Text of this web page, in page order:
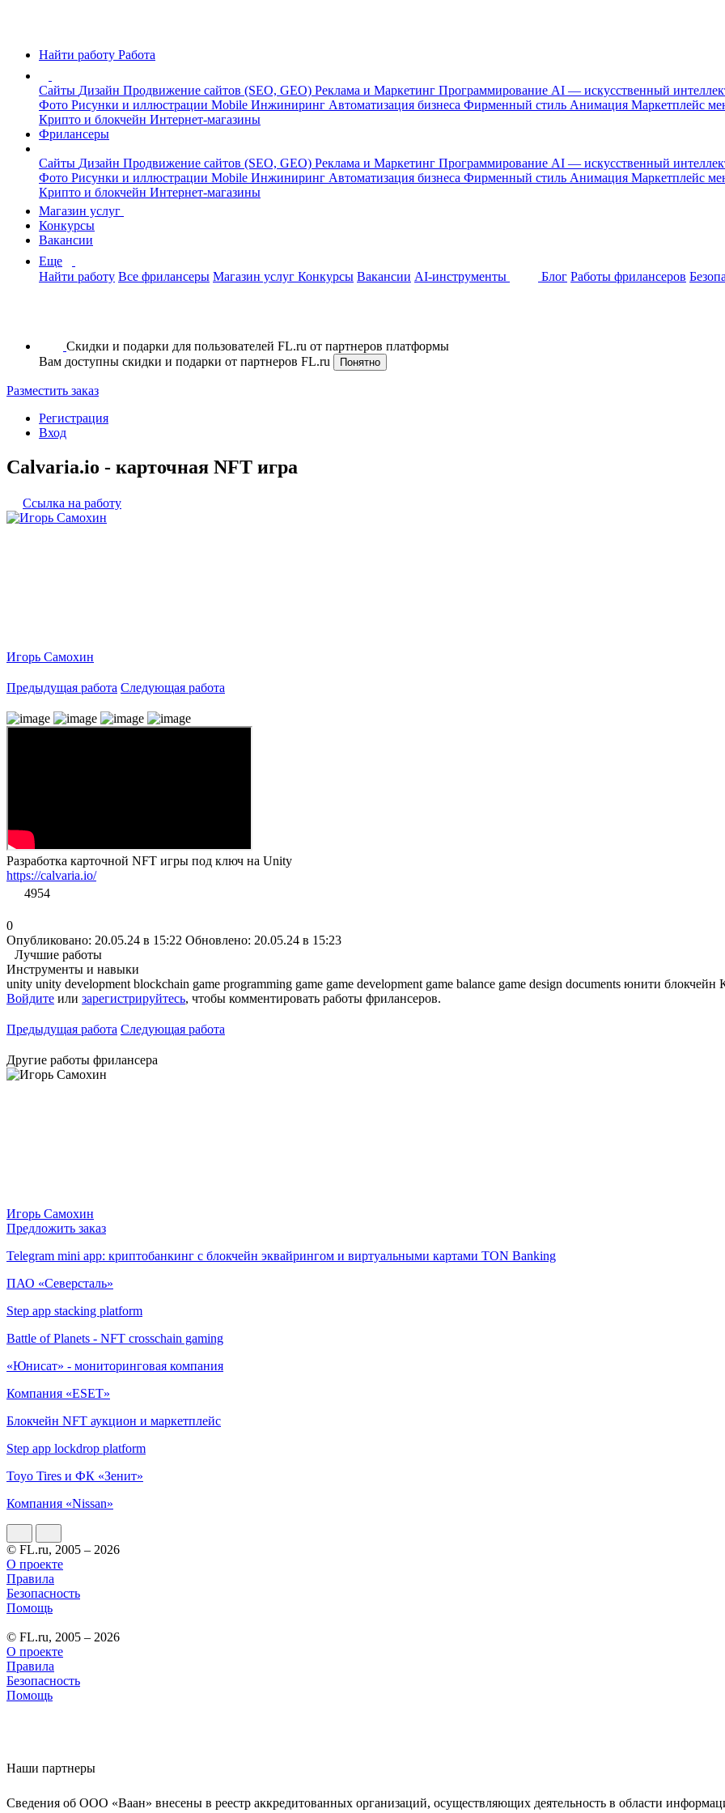
Найти работу Работа
Сайты Дизайн Продвижение сайтов (SEO, GEO) Реклама и Маркетинг Программирование AI — искусственный
Фото Рисунки и иллюстрации Mobile Инжиниринг Автоматизация бизнеса Фирменный стиль Анимация Маркетплейс
Крипто и блокчейн Интернет-магазины
Фрилансеры
Сайты Дизайн Продвижение сайтов (SEO, GEO) Реклама и Маркетинг Программирование AI — искусственный
Фото Рисунки и иллюстрации Mobile Инжиниринг Автоматизация бизнеса Фирменный стиль Анимация Маркетплейс
Крипто и блокчейн Интернет-магазины
Магазин услуг
Конкурсы
Вакансии
Еще
Найти работу Все фрилансеры Магазин услуг Конкурсы Вакансии AI-инструменты Блог Работы фрилансеров
Скидки и подарки для пользователей FL.ru от партнеров платформы
Вам доступны скидки и подарки от партнеров FL.ru
Понятно
Разместить заказ
Регистрация
Вход
Calvaria.io - карточная NFT игра
Ссылка на работу
Игорь Самохин
Предыдущая работа Следующая работа
Разработка карточной NFT игры под ключ на Unity
https://calvaria.io/
4954
0
Опубликовано: 20.05.24 в 15:22 Обновлено: 20.05.24 в 15:23
Лучшие работы
Инструменты и навыки
unity unity development blockchain game programming game game development game balance game design documents юнити блокчейн
Войдите или зарегистрируйтесь, чтобы комментировать работы фрилансеров.
Предыдущая работа Следующая работа
Другие работы фрилансера
Игорь Самохин
Предложить заказ
Telegram mini app: криптобанкинг с блокчейн эквайрингом и виртуальными картами TON Banking
ПАО «Северсталь»
Step app stacking platform
Battle of Planets - NFT crosschain gaming
«Юнисат» - мониторинговая компания
Компания «ESET»
Блокчейн NFT аукцион и маркетплейс
Step app lockdrop platform
Toyo Tires и ФК «Зенит»
Компания «Nissan»
© FL.ru, 2005 – 2026
О проекте
Правила
Безопасность
Помощь
© FL.ru, 2005 – 2026
О проекте
Правила
Безопасность
Помощь
Наши партнеры
Сведения об ООО «Ваан» внесены в реестр аккредитованных организаций, осуществляющих деятельность в области